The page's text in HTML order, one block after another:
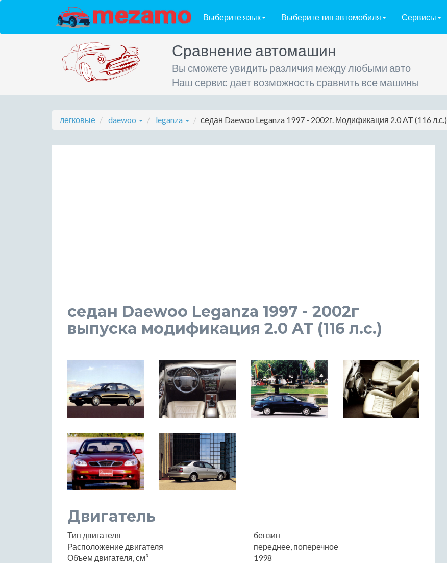
Выберите язык Выберите тип автомобиля Сервисы
Сравнение автомашин
Вы сможете увидить различия между любыми авто
Наш сервис дает возможность сравнить все машины
легковые daewoo leganza седан Daewoo Leganza 1997 - 2002г. Модификация 2.0 AT (116 л.с.)
седан Daewoo Leganza 1997 - 2002г
выпуска модификация 2.0 AT (116 л.с.)
Двигатель
Тип двигателя
бензин
Расположение двигателя
переднее, поперечное
Объем двигателя, см³
1998